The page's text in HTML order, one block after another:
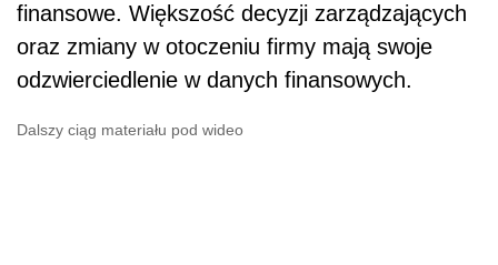
finansowe. Większość decyzji zarządzających
oraz zmiany w otoczeniu firmy mają swoje
odzwierciedlenie w danych finansowych.
Dalszy ciąg materiału pod wideo